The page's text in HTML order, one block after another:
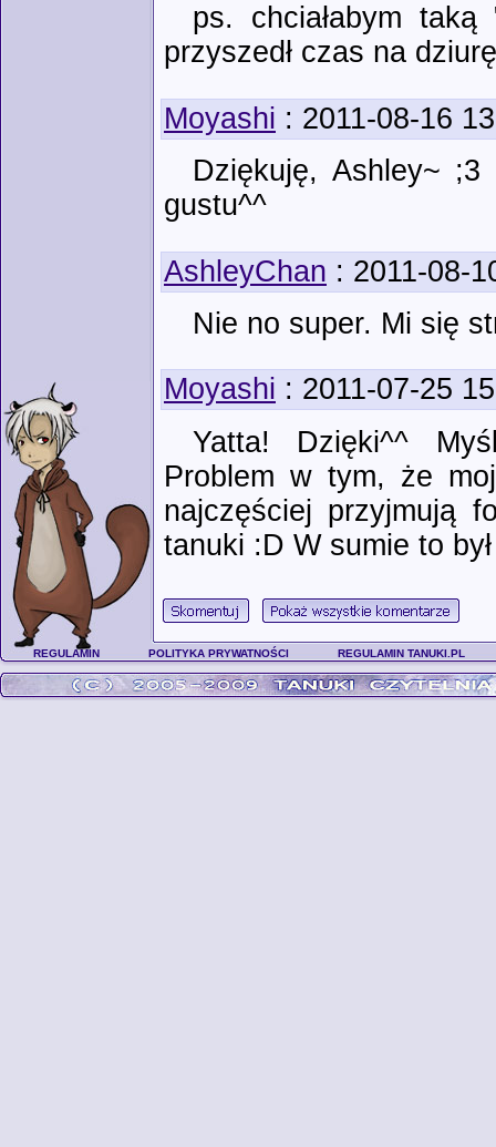
ps. chciałabym
przyszedł czas na
Moyashi : 2011-08-16
Dziękuję, Ashley~
gustu^^
AshleyChan : 2011-08-
Nie no super. Mi się
Moyashi : 2011-07-25
Yatta! Dzięki^^
Problem w tym, że
najczęściej przyjmują
tanuki :D W sumie to
REGULAMIN POLITYKA PRYWATNOŚCI REGULAMIN TANUKI.PL